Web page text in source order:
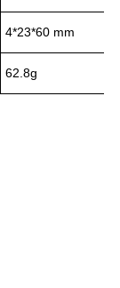
4*23*60 mm
62.8g